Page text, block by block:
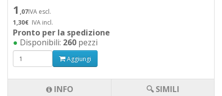
1 ,07IVA escl.
1,30€ IVA incl.
Pronto per la spedizione
● Disponibili: 260 pezzi
Aggiungi
INFO 🔍 SIMILI